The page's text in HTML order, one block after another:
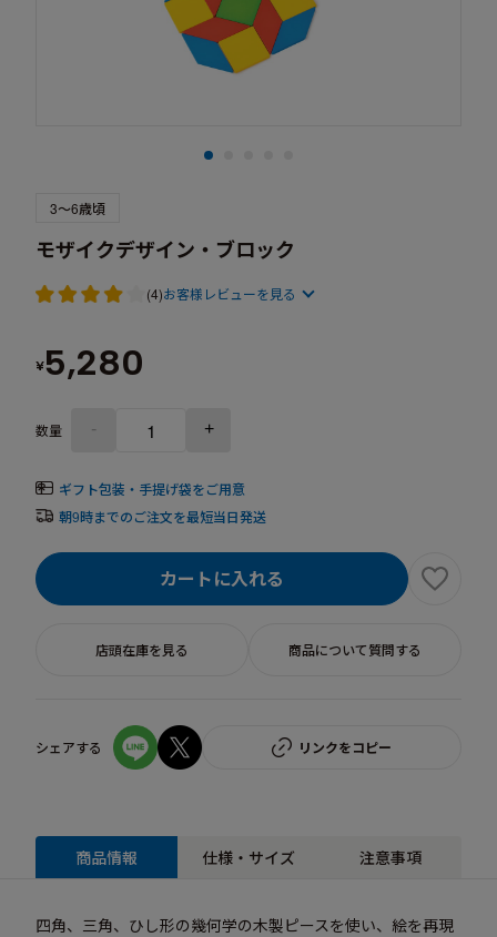
3～6歳頃
モザイクデザイン・ブロック
(4)お客様レビューを見る
¥5,280
数量 - +
ギフト包装・手提げ袋をご用意
朝9時までのご注文を最短当日発送
カートに入れる
店頭在庫を見る 商品について質問する
シェアする リンクをコピー
商品情報 仕様・サイズ 注意事項
四角、三角、ひし形の幾何学の木製ピースを使い、絵を再現